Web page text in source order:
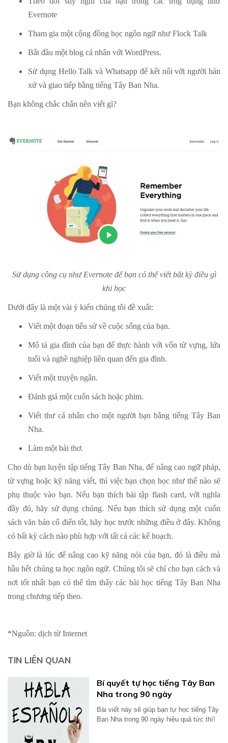
Evernote
Tham gia một cộng đồng học ngôn ngữ như Flock Talk
Bắt đầu một blog cá nhân với WordPress.
Sử dụng Hello Talk và Whatsapp để kết nối với người bản
xứ và giao tiếp bằng tiếng Tây Ban Nha.
Bạn không chắc chắn nên viết gì?
Sử dụng công cụ như Evernote để bạn có thể viết bất kỳ điều gì
khi học
Dưới đây là một vài ý kiến chúng tôi đề xuất:
Viết một đoạn tiểu sử về cuộc sống của bạn.
Mô tả gia đình của bạn để thực hành với vốn từ vựng, lứa
tuổi và nghề nghiệp liên quan đến gia đình.
Viết một truyện ngắn.
Đánh giá một cuốn sách hoặc phim.
Viết thư cá nhân cho một người bạn bằng tiếng Tây Ban
Nha.
Làm một bài thơ.
Cho dù bạn luyện tập tiếng Tây Ban Nha, để nâng cao ngữ pháp,
từ vựng hoặc kỹ năng viết, thì việc bạn chọn học như thế nào sẽ
phụ thuộc vào bạn. Nếu bạn thích bài tập flash card, với nghĩa
đầy đủ, hãy sử dụng chúng. Nếu bạn thích sử dụng một cuốn
sách văn bản cổ điển tốt, hãy học trước những điều ở đây. Không
có bất kỳ cách nào phù hợp với tất cả các kế hoạch.
Bây giờ là lúc để nâng cao kỹ năng nói của bạn, đó là điều mà
hầu hết chúng ta học ngôn ngữ. Chúng tôi sẽ chỉ cho bạn cách và
nơi tốt nhất bạn có thể tìm thấy các bài học tiếng Tây Ban Nha
trong chương tiếp theo.
*Nguồn: dịch từ Internet
TIN LIÊN QUAN
Bí quyết tự học tiếng Tây Ban
Nha trong 90 ngày
Bài viết này sẽ giúp bạn tự học tiếng Tây
Ban Nha trong 90 ngày hiệu quả tức thì!